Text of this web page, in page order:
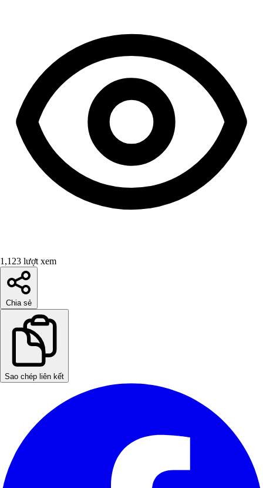
1,123 lượt xem
Chia sẻ
Sao chép liên kết